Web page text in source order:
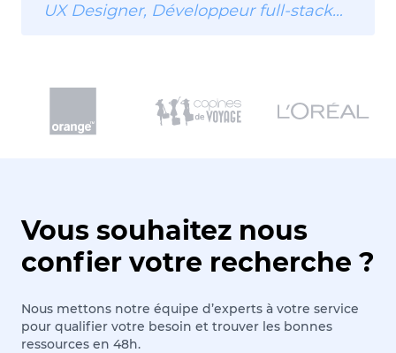
UX Designer, Développeur full-stack…
Vous souhaitez nous
confier votre recherche ?
Nous mettons notre équipe d’experts à votre service
pour qualifier votre besoin et trouver les bonnes
ressources en 48h.